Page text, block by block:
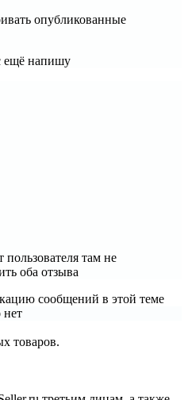
опубликованные
ещё напишу
там не
оба отзыва
сообщений в этой теме
нет
товаров.